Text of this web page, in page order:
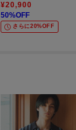
¥20,900
50%OFF
さらに20%OFF